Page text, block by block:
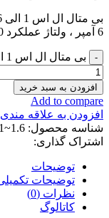
6 آمپر ، ولتاژ عملکرد 400 ولت AC
بی متال ال اس 1 الی 1.6 آمپر سایز MT-12 عدد
افزودن به سبد خرید
Add to compare
افزودن به علاقه مندی
شناسه محصول:
اشتراک گذاری:
توضیحات
توضیحات
نظرات (0)
کاتالوگ